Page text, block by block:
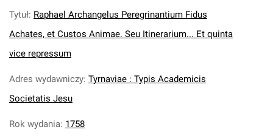
Tytuł: Raphael Archangelus Peregrinantium Fidus
Achates, et Custos Animae. Seu Itinerarium... Et quinta
vice repressum
Adres wydawniczy: Tyrnaviae : Typis Academicis
Societatis Jesu
Rok wydania: 1758